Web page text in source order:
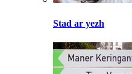
Stad ar yezh